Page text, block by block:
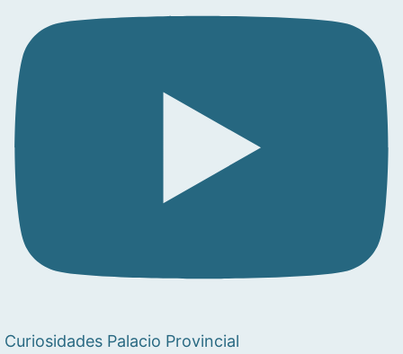
Curiosidades Palacio Provincial